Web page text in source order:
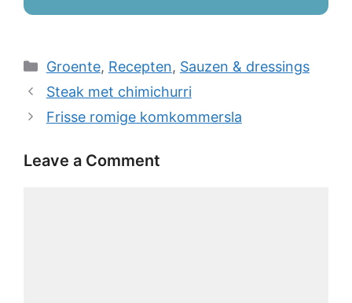
Categories
Groente, Recepten, Sauzen & dressings
Steak met chimichurri
Frisse romige komkommersla
Leave a Comment